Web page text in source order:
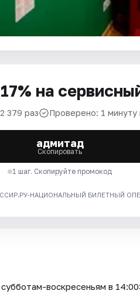
на
379 раз Проверено: 1 минуту
адмитад
Скопировать
1 шаг. Скопируйте промокод
НАЦИОНАЛЬНЫЙ БИЛЕТНЫЙ
воскресеньям в